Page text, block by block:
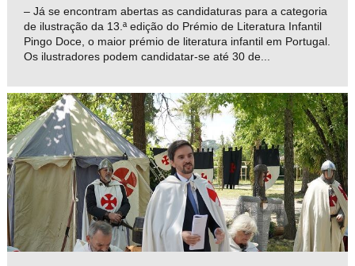
– Já se encontram abertas as candidaturas para a categoria
de ilustração da 13.ª edição do Prémio de Literatura Infantil
Pingo Doce, o maior prémio de literatura infantil em Portugal.
Os ilustradores podem candidatar-se até 30 de...